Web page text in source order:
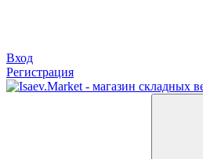
Вход
Регистрация